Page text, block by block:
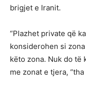
brigjet e Iranit.
“Plazhet private që
konsiderohen si
këto zona. Nuk do të
me zonat e tjera,